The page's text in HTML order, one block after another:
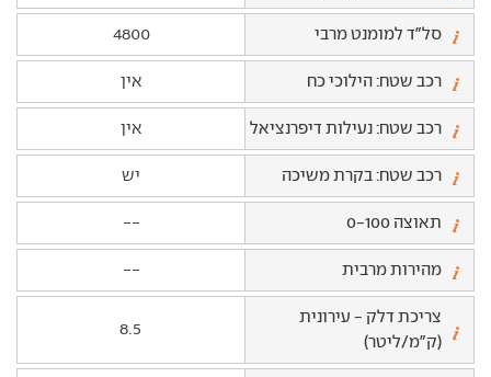
סל"ד למומנט מרבי 4800
רכב שטח: הילוכי כח אין
רכב שטח: נעילות דיפרנציאל אין
רכב שטח: בקרת משיכה יש
תאוצה 0-100 --
מהירות מרבית --
צריכת דלק - עירונית
(ק"מ/ליטר)
8.5